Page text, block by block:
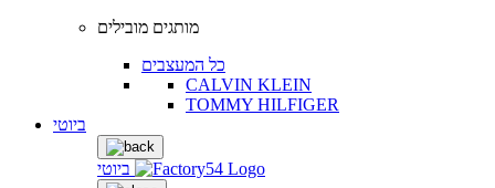
מותגים מובילים
כל המעצבים
CALVIN KLEIN
TOMMY HILFIGER
ביוטי
ביוטי